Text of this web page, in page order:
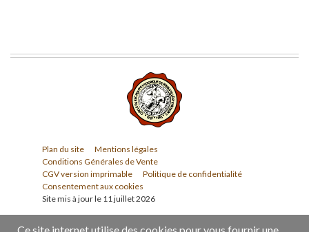
Plan du site
Mentions légales
Conditions Générales de Vente
CGV version imprimable
Politique de confidentialité
Consentement aux cookies
Site mis à jour le 11 juillet 2026